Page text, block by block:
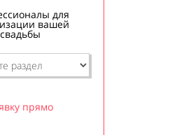
для
вашей
свадьбы
прямо